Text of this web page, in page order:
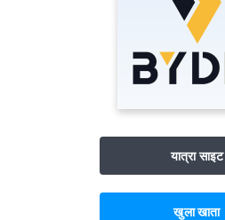
यात्रा साइट
खुला खाता